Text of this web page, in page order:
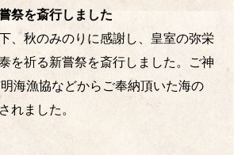
祭を斎行しました
、秋のみのりに感謝し、皇室の弥栄
を祈る新嘗祭を斎行しました。ご神
海漁協などからご奉納頂いた海の
れました。